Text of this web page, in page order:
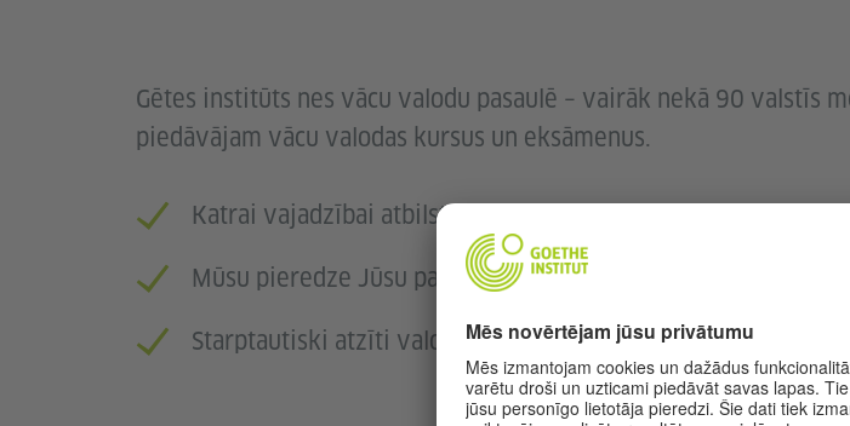
Gētes institūts nes vācu valodu pasaulē – vairāk nekā 90 valstīs
piedāvājam vācu valodas kursus un eksāmenus.
Katrai vajadzībai atbilstošs risinājums
Mūsu pieredze Jūsu panākumiem
Starptautiski atzīti valodas zināšanu līmeņa apliecinājumi